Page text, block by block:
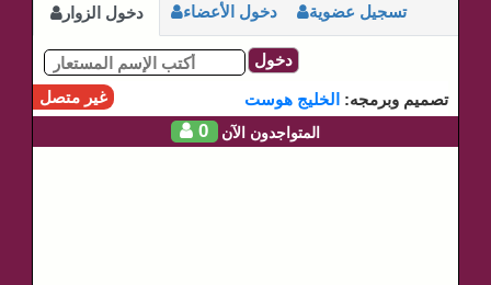
دخول الزوار دخول الأعضاء تسجيل عضوية
دخول
غير متصل
تصميم وبرمجه: الخليج هوست
0 المتواجدون الآن